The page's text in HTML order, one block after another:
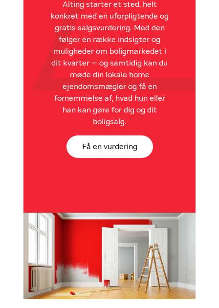
Alting starter et sted, helt
konkret med en uforpligtende og
gratis salgsvurdering. Med den
følger en række indsigter og
muligheder om boligmarkedet i
dit kvarter – og samtidig kan du
møde din lokale home
ejendomsmægler og få en
fornemmelse af, hvad hun eller
han kan gøre for dig og dit
boligsalg.
Få en vurdering